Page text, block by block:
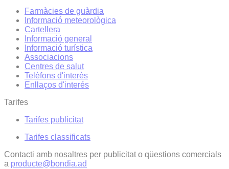
Farmàcies de guàrdia
Informació meteorològica
Cartellera
Informació general
Informació turística
Associacions
Centres de salut
Telèfons d'interès
Enllaços d'interés
Tarifes
Tarifes publicitat
Tarifes classificats
Contacti amb nosaltres per publicitat o qüestions comercials
a producte@bondia.ad